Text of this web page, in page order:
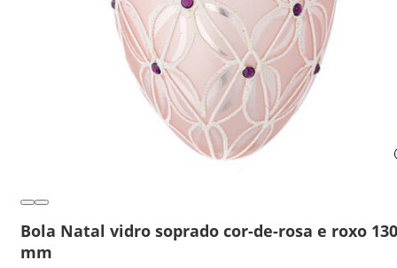
Bola Natal vidro soprado cor-de-rosa e roxo 130
mm